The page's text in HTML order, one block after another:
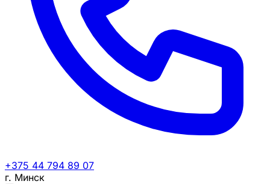
+375 44 794 89 07
г. Минск